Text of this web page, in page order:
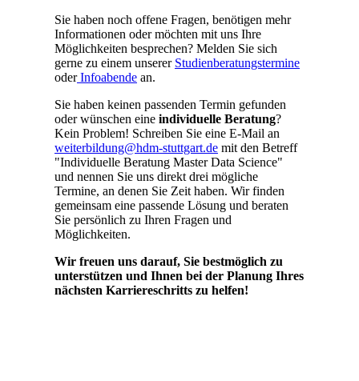
Sie haben noch offene Fragen, benötigen mehr
Informationen oder möchten mit uns Ihre
Möglichkeiten besprechen? Melden Sie sich
gerne zu einem unserer Studienberatungstermine
oderInfoabende an.
Sie haben keinen passenden Termin gefunden
oder wünschen eine individuelle Beratung?
Kein Problem! Schreiben Sie eine E-Mail an
weiterbildung@hdm-stuttgart.de mit den Betreff
"Individuelle Beratung Master Data Science"
und nennen Sie uns direkt drei mögliche
Termine, an denen Sie Zeit haben. Wir finden
gemeinsam eine passende Lösung und beraten
Sie persönlich zu Ihren Fragen und
Möglichkeiten.
Wir freuen uns darauf, Sie bestmöglich zu
unterstützen und Ihnen bei der Planung Ihres
nächsten Karriereschritts zu helfen!